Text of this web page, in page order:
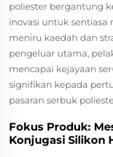
poliester bergantung
inovasi untuk
meniru kaedah dan
pengeluar utama,
mencapai kejayaan
signifikan kepada
pasaran serbuk
Fokus Produk:
Konjugasi Silikon